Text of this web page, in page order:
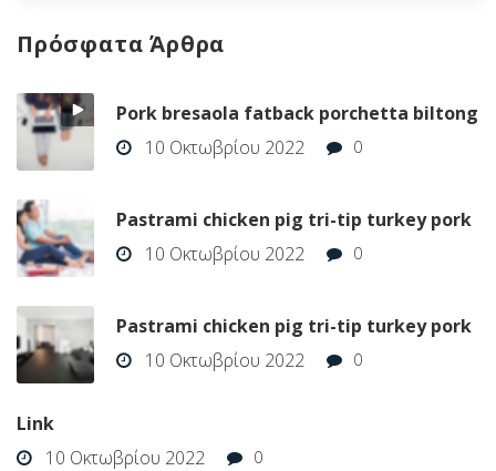
Πρόσφατα Άρθρα
Pork bresaola fatback porchetta biltong
10 Οκτωβρίου 2022
0
Pastrami chicken pig tri-tip turkey pork
10 Οκτωβρίου 2022
0
Pastrami chicken pig tri-tip turkey pork
10 Οκτωβρίου 2022
0
Link
10 Οκτωβρίου 2022
0